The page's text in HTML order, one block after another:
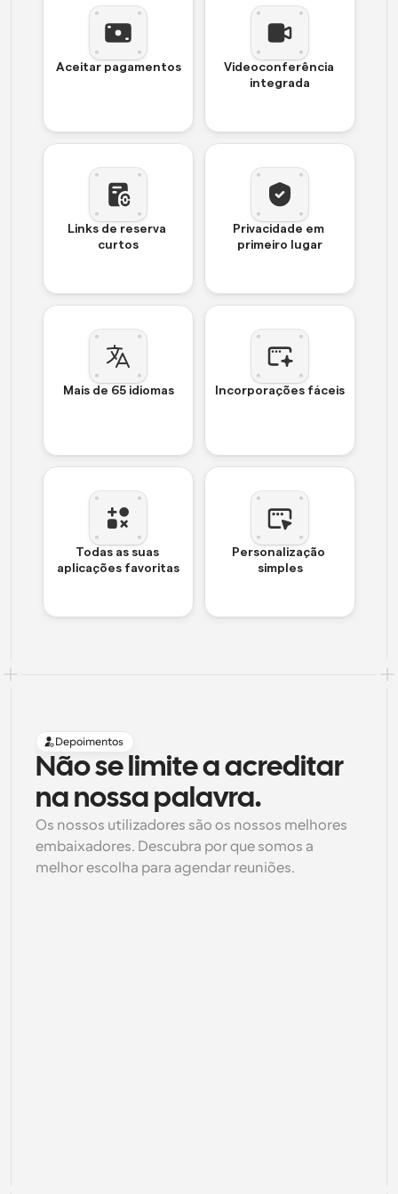
Aceitar pagamentos
Videoconferência
integrada
Links de reserva
curtos
Privacidade em
primeiro lugar
Mais de 65 idiomas Incorporações fáceis
Todas as suas
aplicações favoritas
Personalização
simples
Depoimentos
Não se limite a acreditar
na nossa palavra.
Os nossos utilizadores são os nossos melhores
embaixadores. Descubra por que somos a
melhor escolha para agendar reuniões.